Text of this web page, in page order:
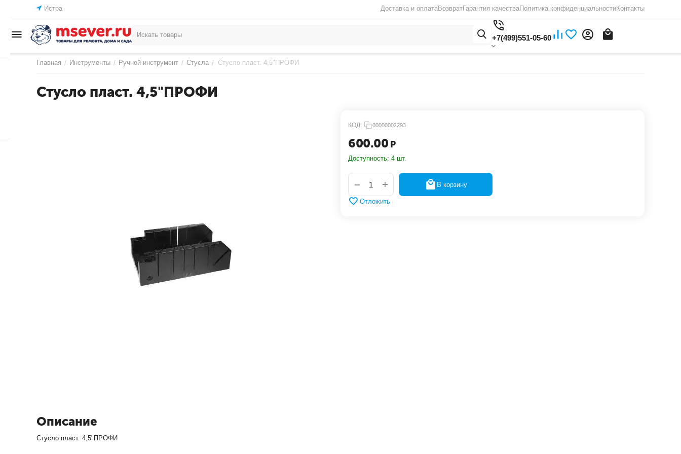
Истра Доставка и оплатаВозвратГарантия качестваПолитика конфиденциальностиКонтакты
+7(499)551-05-60
Главная / Инструменты / Ручной инструмент / Стусла / Стусло пласт. 4,5"ПРОФИ
Стусло пласт. 4,5"ПРОФИ
КОД: 00000002293
600.00 Р
Доступность: 4 шт.
+
− В корзину
Отложить
Описание
Стусло пласт. 4,5"ПРОФИ